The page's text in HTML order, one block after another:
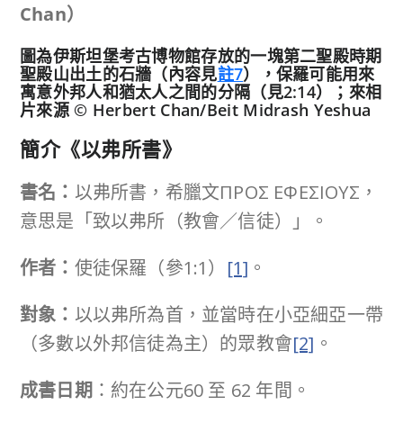
Chan）
圖為伊斯坦堡考古博物館存放的一塊第二聖殿時期
聖殿山出土的石牆（內容見註7），保羅可能用來
寓意外邦人和猶太人之間的分隔（見2:14）；來相
片來源 © Herbert Chan/Beit Midrash Yeshua
簡介《以弗所書》
書名： 以弗所書，希臘文ΠΡΟΣ ΕΦΕΣΙΟΥΣ，
意思是「致以弗所（教會／信徒）」。
作者： 使徒保羅（參1:1） [1] 。
對象： 以以弗所為首，並當時在小亞細亞一帶
（多數以外邦信徒為主）的眾教會[2] 。
成書日期：約在公元60 至 62 年間。